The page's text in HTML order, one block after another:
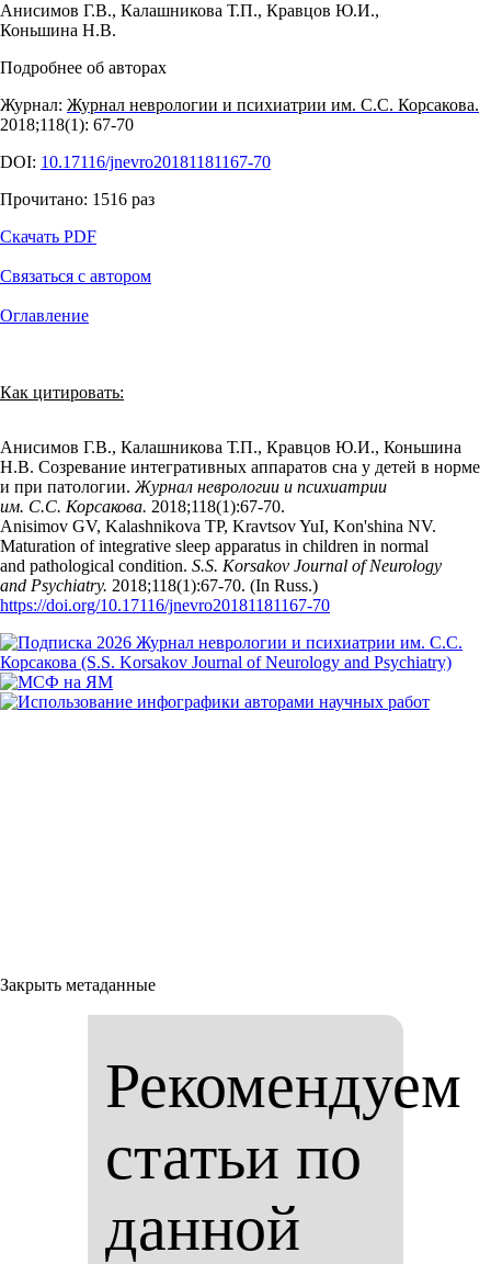
Анисимов Г.В., Калашникова Т.П., Кравцов Ю.И.,
Коньшина Н.В.
Подробнее об авторах
Журнал: Журнал неврологии и психиатрии им. С.С. Корсакова.
2018;118(1): 67‑70
DOI: 10.17116/jnevro20181181167-70
Прочитано: 1516 раз
Скачать PDF
Связаться с автором
Оглавление
Как цитировать:
Анисимов Г.В., Калашникова Т.П., Кравцов Ю.И., Коньшина
Н.В. Созревание интегративных аппаратов сна у детей в норме
и при патологии. Журнал неврологии и психиатрии
им. С.С. Корсакова. 2018;118(1):67‑70.
Anisimov GV, Kalashnikova TP, Kravtsov YuI, Kon'shina NV.
Maturation of integrative sleep apparatus in children in normal
and pathological condition. S.S. Korsakov Journal of Neurology
and Psychiatry. 2018;118(1):67‑70. (In Russ.)
https://doi.org/10.17116/jnevro20181181167-70
Закрыть метаданные
Рекомендуем
статьи по
данной